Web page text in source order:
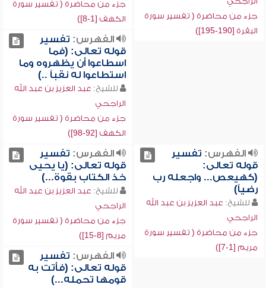
جزء من محاضرة ( تفسير سورة
البقرة [190-195])
جزء من محاضرة ( تفسير سورة
الكهف [1-8])
الفهرس: تفسير
قوله تعالى: (فما
اسطاعوا أن يظهروه وما
استطاعوا له نقباً ..)
للشيخ: عبد العزيز بن عبد الله
الراجحي
جزء من محاضرة ( تفسير سورة
الكهف [92-98])
الفهرس: تفسير
قوله تعالى:
(كهيعص... واجعله رب
رضياً)
للشيخ: عبد العزيز بن عبد الله
الراجحي
جزء من محاضرة ( تفسير سورة
مريم [1-7])
الفهرس: تفسير
قوله تعالى: (يا يحيى
خذ الكتاب بقوة...)
للشيخ: عبد العزيز بن عبد الله
الراجحي
جزء من محاضرة ( تفسير سورة
مريم [8-15])
الفهرس: تفسير
قوله تعالى: (فأتت به
قومها تحمله...)